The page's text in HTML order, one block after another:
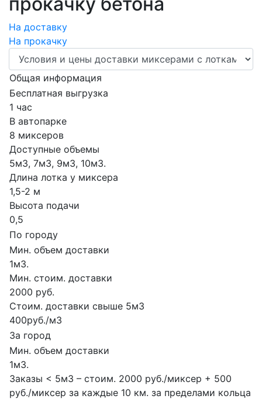
На доставку
На прокачку
Общая информация
Бесплатная выгрузка
1 час
В автопарке
8 миксеров
Доступные объемы
5м3, 7м3, 9м3, 10м3.
Длина лотка у миксера
1,5-2 м
Высота подачи
0,5
По городу
Мин. объем доставки
1м3.
Мин. стоим. доставки
2000 руб.
Стоим. доставки свыше 5м3
400руб./м3
За город
Мин. объем доставки
1м3.
Заказы < 5м3 – стоим. 2000 руб./миксер + 500
руб./миксер за каждые 10 км. за пределами кольца